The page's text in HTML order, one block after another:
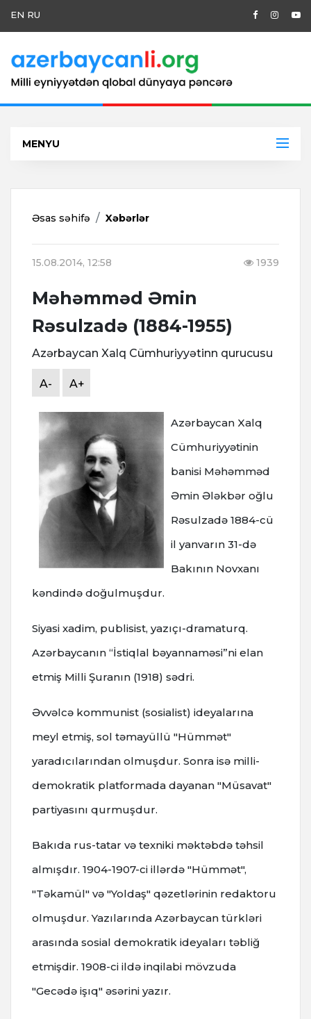
EN RU
MENYU
Əsas səhifə Xəbərlər
15.08.2014, 12:58 1939
Məhəmməd Əmin
Rəsulzadə (1884-1955)
Azərbaycan Xalq Cümhuriyyətinn qurucusu
A- A+
Azərbaycan Xalq
Cümhuriyyətinin
banisi Məhəmməd
Əmin Ələkbər oğlu
Rəsulzadə 1884-cü
il yanvarın 31-də
Bakının Novxanı
kəndində doğulmuşdur.
Siyasi xadim, publisist, yazıçı-dramaturq.
Azərbaycanın “İstiqlal bəyannaməsi”ni elan
etmiş Milli Şuranın (1918) sədri.
Əvvəlcə kommunist (sosialist) ideyalarına
meyl etmiş, sol təmayüllü "Hümmət"
yaradıcılarından olmuşdur. Sonra isə milli-
demokratik platformada dayanan "Müsavat"
partiyasını qurmuşdur.
Bakıda rus-tatar və texniki məktəbdə təhsil
almışdır. 1904-1907-ci illərdə "Hümmət",
"Təkamül" və "Yoldaş" qəzetlərinin redaktoru
olmuşdur. Yazılarında Azərbaycan türkləri
arasında sosial demokratik ideyaları təbliğ
etmişdir. 1908-ci ildə inqilabi mövzuda
"Gecədə işıq" əsərini yazır.